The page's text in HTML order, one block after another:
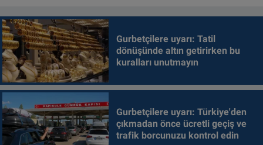
Gurbetçilere uyarı: Tatil
dönüşünde altın getirirken bu
kuralları unutmayın
Gurbetçilere uyarı: Türkiye'den
çıkmadan önce ücretli geçiş ve
trafik borcunuzu kontrol edin